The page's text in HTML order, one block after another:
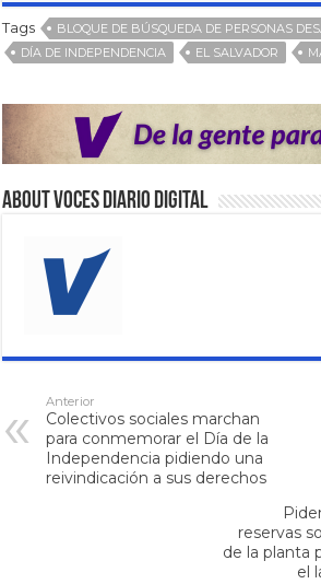
Tags
BLOQUE DE BÚSQUEDA DE PERSONAS
DÍA DE INDEPENDENCIA
EL SALVADOR
About VOCES Diario digital
Anterior
Colectivos sociales marchan
para conmemorar el Día de la
Independencia pidiendo una
reivindicación a sus derechos
reservas
de la planta
el